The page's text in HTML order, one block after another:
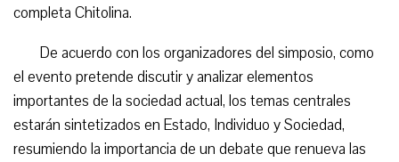
completa Chitolina.
De acuerdo con los organizadores del simposio, como
el evento pretende discutir y analizar elementos
importantes de la sociedad actual, los temas centrales
estarán sintetizados en Estado, Individuo y Sociedad,
resumiendo la importancia de un debate que renueva las